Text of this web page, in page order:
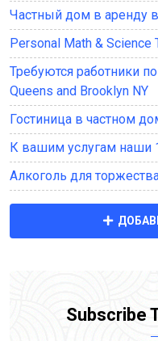
Частный дом в аренду
Personal Math & Science
Требуются работники
Queens and Brooklyn NY
Гостиница в частном
К вашим услугам
Алкоголь для
Subscribe